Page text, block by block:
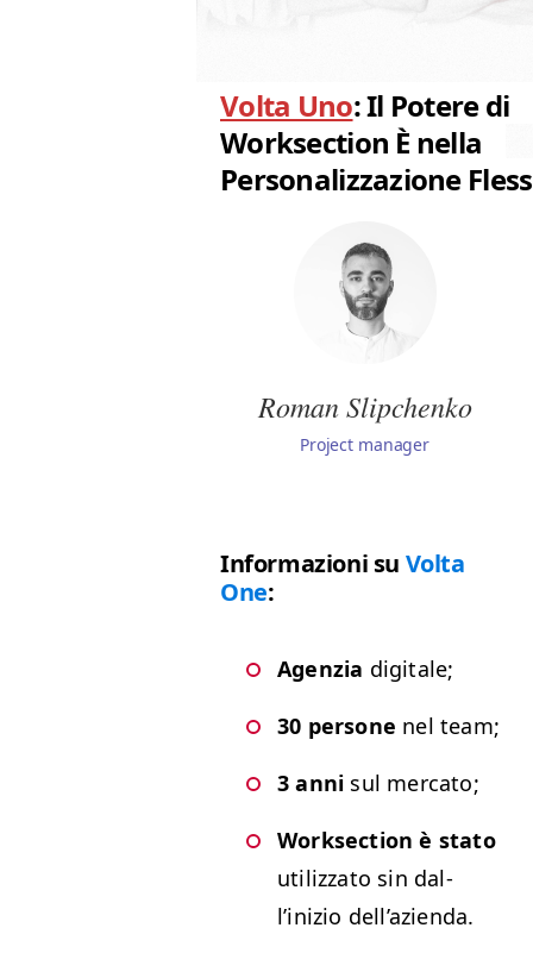
Volta Uno: Il Potere di
Worksection È nella
Personalizzazione
Roman Slipchenko
Project manager
Infor­mazioni su Vol­ta
One:
Agen­zia digitale;
30 per­sone nel team;
3 anni sul mercato;
Work­sec­tion è sta­to
uti­liz­za­to sin dal­
l’inizio dell’azienda.